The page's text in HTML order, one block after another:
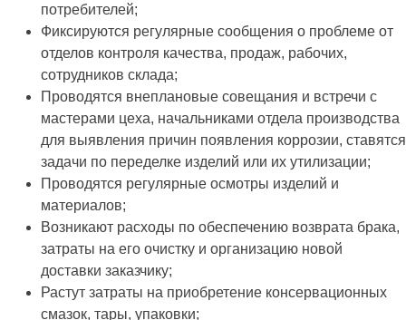
потребителей;
Фиксируются регулярные сообщения о проблеме от
отделов контроля качества, продаж, рабочих,
сотрудников склада;
Проводятся внеплановые совещания и встречи с
мастерами цеха, начальниками отдела производства
для выявления причин появления коррозии, ставятся
задачи по переделке изделий или их утилизации;
Проводятся регулярные осмотры изделий и
материалов;
Возникают расходы по обеспечению возврата брака,
затраты на его очистку и организацию новой
доставки заказчику;
Растут затраты на приобретение консервационных
смазок, тары, упаковки;